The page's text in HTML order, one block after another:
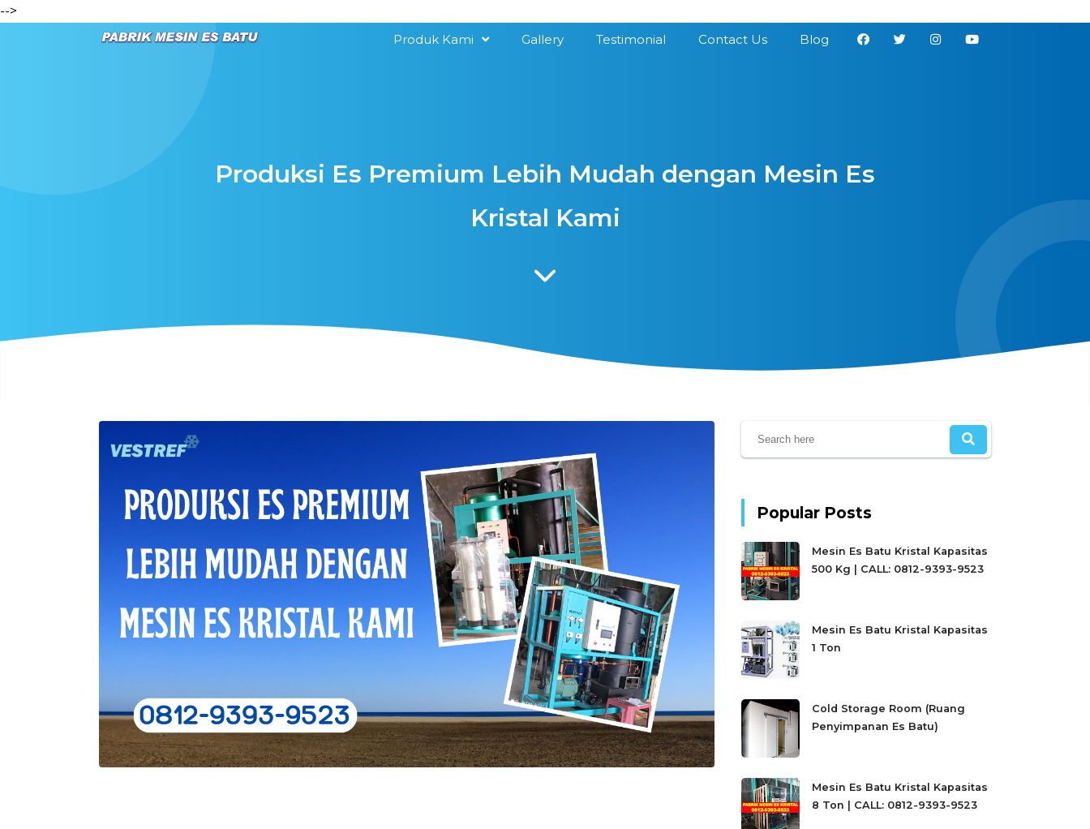
-->
Produk Kami
Gallery Testimonial Contact Us Blog
Produksi Es Premium Lebih Mudah dengan Mesin Es
Kristal Kami
Popular Posts
Mesin Es Batu Kristal Kapasitas
500 Kg | CALL: 0812-9393-9523
Mesin Es Batu Kristal Kapasitas
1 Ton
Cold Storage Room (Ruang
Penyimpanan Es Batu)
Mesin Es Batu Kristal Kapasitas
8 Ton | CALL: 0812-9393-9523